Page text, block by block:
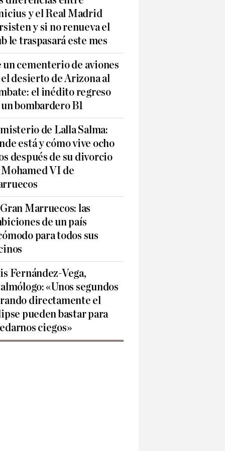
y el Real Madrid
y si no renueva el
le traspasará este mes
un cementerio de aviones
desierto de Arizona al
el inédito regreso
bombardero B1
de Lalla Salma:
está y cómo vive ocho
después de su divorcio
VI de
Marruecos: las
de un país
para todos sus
Fernández-Vega,
«Unos segundos
directamente el
pueden bastar para
ciegos»